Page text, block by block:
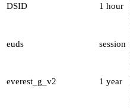
DSID 1 hour
euds session
everest_g_v2 1 year